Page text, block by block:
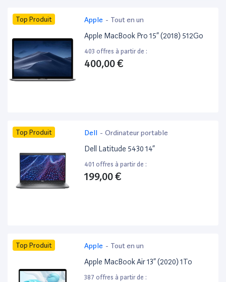
Top Produit Apple - Tout en un
Apple MacBook Pro 15” (2018) 512Go
403 offres à partir de :
400,00 €
Top Produit Dell - Ordinateur portable
Dell Latitude 5430 14”
401 offres à partir de :
199,00 €
Top Produit Apple - Tout en un
Apple MacBook Air 13” (2020) 1To
387 offres à partir de :